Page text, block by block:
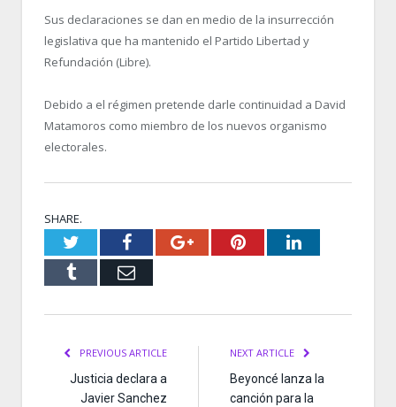
Sus declaraciones se dan en medio de la insurrección
legislativa que ha mantenido el Partido Libertad y
Refundación (Libre).
Debido a el régimen pretende darle continuidad a David
Matamoros como miembro de los nuevos organismo
electorales.
SHARE.
TwitterFacebookGoogle+PinterestLinkedIn
Tumblr Email
PREVIOUS ARTICLE
Justicia declara a
Javier Sanchez
NEXT ARTICLE
Beyoncé lanza la
canción para la